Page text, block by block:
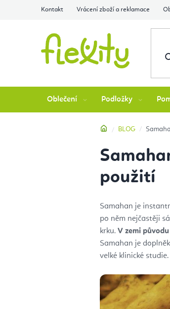
Kontakt Vrácení zboží a reklamace
Oblečení Podložky
DomůBLOG
použití
Samahan je
po něm nejčastěji
krku. V zemi
Samahan je
velké klinické studie.